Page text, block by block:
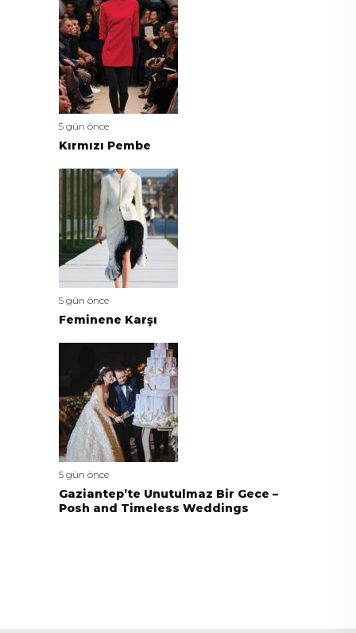
5 gün önce
Kırmızı Pembe
5 gün önce
Feminene Karşı
5 gün önce
Gaziantep’te Unutulmaz Bir Gece –
Posh and Timeless Weddings